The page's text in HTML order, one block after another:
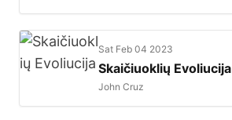
Sat Feb 04 2023
Skaičiuoklių Evoliucija
John Cruz